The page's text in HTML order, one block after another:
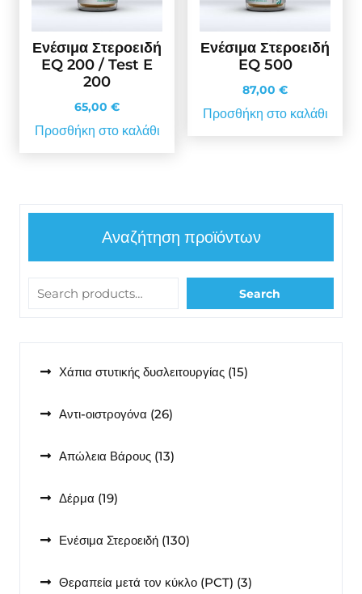
Ενέσιμα Στεροειδή
EQ 200 / Test E
200
65,00 €
Προσθήκη στο καλάθι
Ενέσιμα Στεροειδή
EQ 500
87,00 €
Προσθήκη στο καλάθι
Αναζήτηση προϊόντων
Search
Χάπια στυτικής δυσλειτουργίας 1515
Αντι-οιστρογόνα 2626
Απώλεια Βάρους 1313
Δέρμα 1919
Ενέσιμα Στεροειδή 130130
Θεραπεία μετά τον κύκλο (PCT) 33